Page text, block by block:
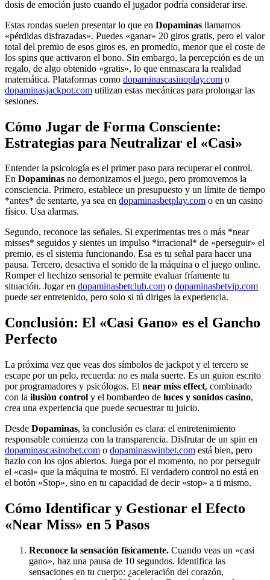
dosis de emoción justo cuando el jugador podría considerar irse.
Estas rondas suelen presentar lo que en Dopaminas llamamos
«pérdidas disfrazadas». Puedes «ganar» 20 giros gratis, pero el valor
total del premio de esos giros es, en promedio, menor que el coste de
los spins que activaron el bono. Sin embargo, la percepción es de un
regalo, de algo obtenido «gratis», lo que enmascara la realidad
matemática. Plataformas como dopaminascasinoplay.com o
dopaminasjackpot.com utilizan estas mecánicas para prolongar las
sesiones.
Cómo Jugar de Forma Consciente:
Estrategias para Neutralizar el «Casi»
Entender la psicología es el primer paso para recuperar el control.
En Dopaminas no demonizamos el juego, pero promovemos la
consciencia. Primero, establece un presupuesto y un límite de tiempo
*antes* de sentarte, ya sea en dopaminasbetplay.com o en un casino
físico. Usa alarmas.
Segundo, reconoce las señales. Si experimentas tres o más *near
misses* seguidos y sientes un impulso *irracional* de «perseguir» el
premio, es el sistema funcionando. Esa es tu señal para hacer una
pausa. Tercero, desactiva el sonido de la máquina o el juego online.
Romper el hechizo sensorial te permite evaluar fríamente tu
situación. Jugar en dopaminasbetclub.com o dopaminasbetvip.com
puede ser entretenido, pero solo si tú diriges la experiencia.
Conclusión: El «Casi Gano» es el Gancho
Perfecto
La próxima vez que veas dos símbolos de jackpot y el tercero se
escape por un pelo, recuerda: no es mala suerte. Es un guion escrito
por programadores y psicólogos. El near miss effect, combinado
con la ilusión control y el bombardeo de luces y sonidos casino,
crea una experiencia que puede secuestrar tu juicio.
Desde Dopaminas, la conclusión es clara: el entretenimiento
responsable comienza con la transparencia. Disfrutar de un spin en
dopaminascasinobet.com o dopaminaswinbet.com está bien, pero
hazlo con los ojos abiertos. Juega por el momento, no por perseguir
el «casi» que la máquina te mostró. El verdadero control no está en
el botón «Stop», sino en tu capacidad de decir «stop» a ti mismo.
Cómo Identificar y Gestionar el Efecto
«Near Miss» en 5 Pasos
Reconoce la sensación físicamente. Cuando veas un «casi
gano», haz una pausa de 10 segundos. Identifica las
sensaciones en tu cuerpo: ¿aceleración del corazón,